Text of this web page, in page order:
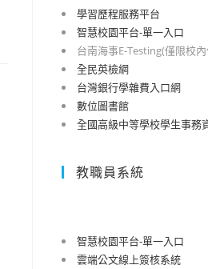
學習歷程服務平台
智慧校園平台-單一入口
台南海事E-Testing(僅限校
全民英檢網
台灣銀行學雜費入口網
數位圖書館
全國高級中等學校學生事務
教職員系統
智慧校園平台-單一入口
雲端公文線上簽核系統